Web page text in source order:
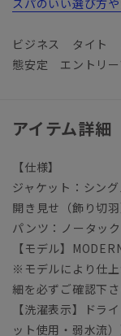
ビジネス タイト
態安定 エントリー
アイテム詳細
【仕様】
ジャケット：シン
開き見せ（飾り切
パンツ：ノータッ
【モデル】
※モデルにより仕
細を必ずご確認下さ
【洗濯表示】ドラ
ット使用・弱水流）